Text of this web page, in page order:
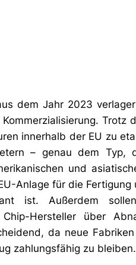
dem Jahr 2023
Trotz
innerhalb der EU zu
– genau dem Typ,
und
Anlage für die
ist. Außerdem sollen
Hersteller über
da neue
zahlungsfähig zu bleiben.